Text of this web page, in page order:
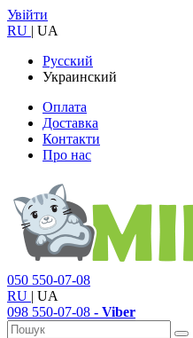
Увійти
RU | UA
Русский
Украинский
Оплата
Доставка
Контакти
Про нас
050 550-07-08
RU | UA
098 550-07-08 - Viber